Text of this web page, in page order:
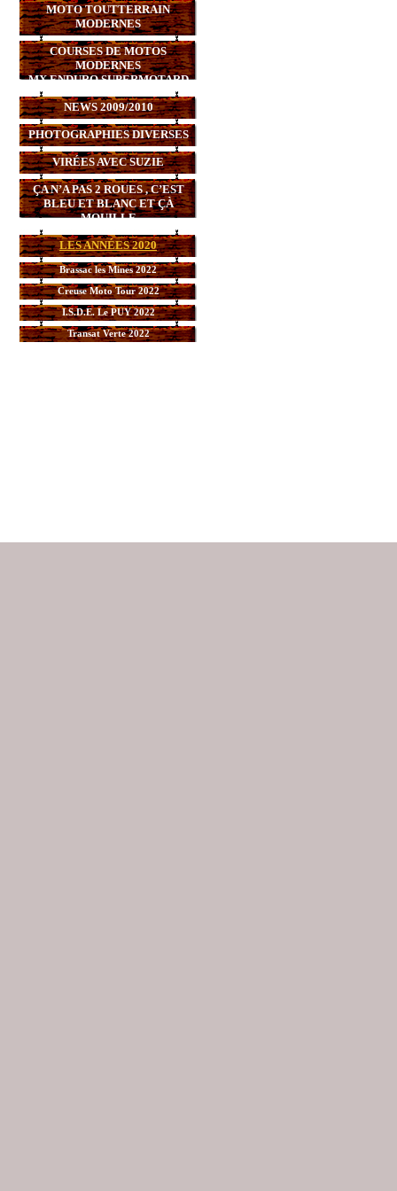
MOTO TOUTTERRAIN
MODERNES
COURSES DE MOTOS
MODERNES
MX,ENDURO,SUPERMOTARD
NEWS 2009/2010
PHOTOGRAPHIES DIVERSES
VIRÉES AVEC SUZIE
ÇA N’A PAS 2 ROUES , C’EST
BLEU ET BLANC ET ÇÀ
MOUILLE
LES ANNÉES 2020
Brassac les Mines 2022
Creuse Moto Tour 2022
I.S.D.E. Le PUY 2022
Transat Verte 2022